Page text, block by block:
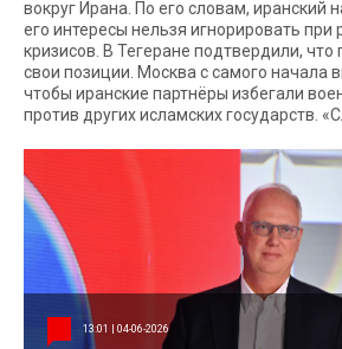
вокруг Ирана. По его словам, иранский
его интересы нельзя игнорировать
кризисов. В Тегеране подтвердили, что
свои позиции. Москва с самого начала
чтобы иранские партнёры избегали
против других исламских государств.
13:01 | 04-06-2026